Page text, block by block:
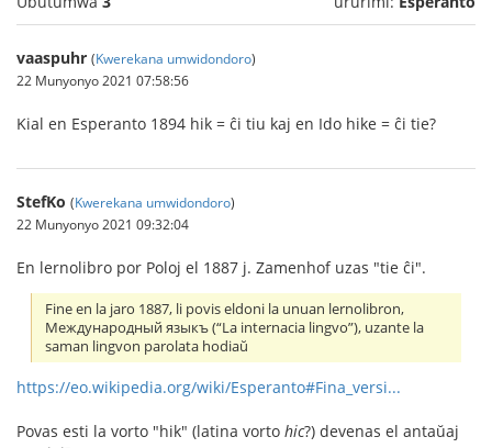
vaaspuhr (Kwerekana umwidondoro)
22 Munyonyo 2021 07:58:56
Kial en Esperanto 1894 hik = ĉi tiu kaj en Ido hike = ĉi tie?
StefKo (Kwerekana umwidondoro)
22 Munyonyo 2021 09:32:04
En lernolibro por Poloj el 1887 j. Zamenhof uzas "tie ĉi".
Fine en la jaro 1887, li povis eldoni la unuan lernolibron,
Международный языкъ (“La internacia lingvo”), uzante la
saman lingvon parolata hodiaŭ
https://eo.wikipedia.org/wiki/Esperanto#Fina_versi...
Povas esti la vorto "hik" (latina vorto hic?) devenas el antaŭaj